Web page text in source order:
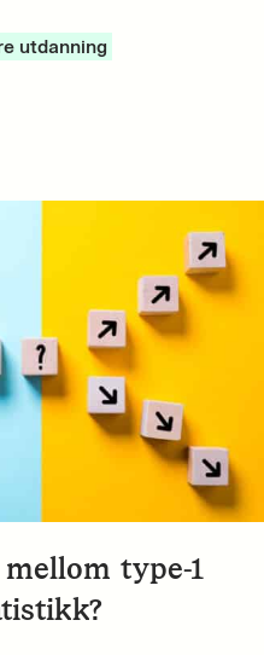
utdanning
type-1